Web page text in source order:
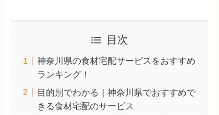
目次
神奈川県の食材宅配サービスをおすすめ
ランキング！
目的別でわかる｜神奈川県でおすすめで
きる食材宅配のサービス